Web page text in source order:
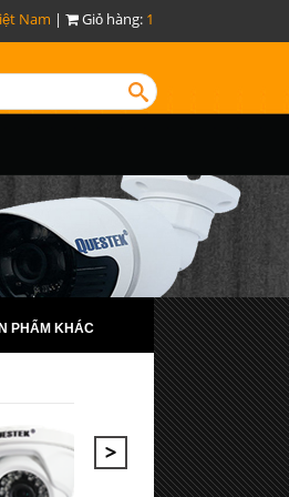
Nam | Giỏ hàng: 1
PHẨM KHÁC